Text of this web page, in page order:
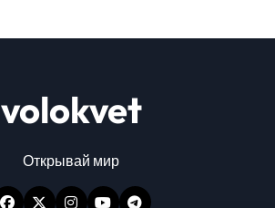
volokvet
Открывай мир